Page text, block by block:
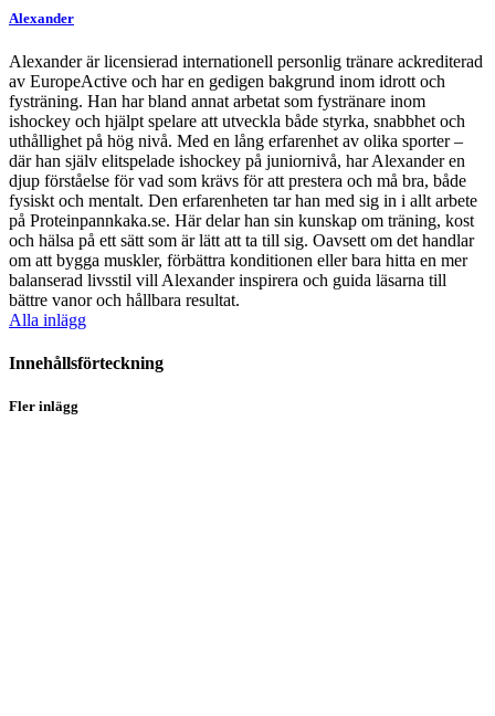
Alexander
Alexander är licensierad internationell personlig tränare ackrediterad
av EuropeActive och har en gedigen bakgrund inom idrott och
fysträning. Han har bland annat arbetat som fystränare inom
ishockey och hjälpt spelare att utveckla både styrka, snabbhet och
uthållighet på hög nivå. Med en lång erfarenhet av olika sporter –
där han själv elitspelade ishockey på juniornivå, har Alexander en
djup förståelse för vad som krävs för att prestera och må bra, både
fysiskt och mentalt. Den erfarenheten tar han med sig in i allt arbete
på Proteinpannkaka.se. Här delar han sin kunskap om träning, kost
och hälsa på ett sätt som är lätt att ta till sig. Oavsett om det handlar
om att bygga muskler, förbättra konditionen eller bara hitta en mer
balanserad livsstil vill Alexander inspirera och guida läsarna till
bättre vanor och hållbara resultat.
Alla inlägg
Innehållsförteckning
Fler inlägg